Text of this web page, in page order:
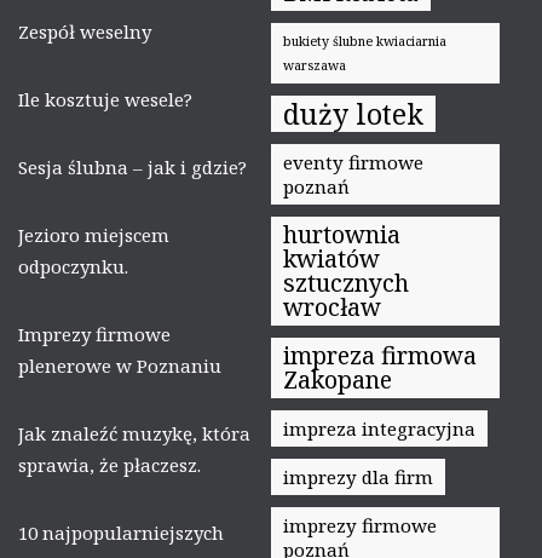
Zespół weselny
Ile kosztuje wesele?
Sesja ślubna – jak i gdzie?
Jezioro miejscem
odpoczynku.
Imprezy firmowe
plenerowe w Poznaniu
Jak znaleźć muzykę, która
sprawia, że płaczesz.
10 najpopularniejszych
bukiety ślubne kwiaciarnia
warszawa
duży lotek
eventy firmowe
poznań
hurtownia
kwiatów
sztucznych
wrocław
impreza firmowa
Zakopane
impreza integracyjna
imprezy dla firm
imprezy firmowe
poznań